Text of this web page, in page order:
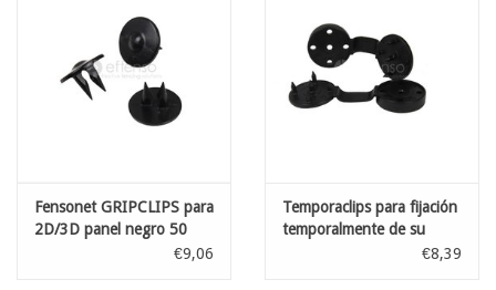
Fensonet GRIPCLIPS para
2D/3D panel negro 50
€9,06
Temporaclips para fijación
temporalmente de su
malla de occultación Zwart
€8,39